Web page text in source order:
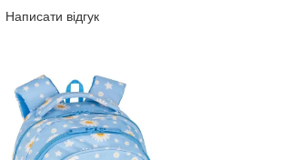
Написати відгук